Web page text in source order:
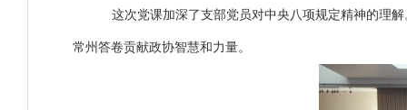
这次党课加深了支部党员对中央八项规定精神的理
常州答卷贡献政协智慧和力量。